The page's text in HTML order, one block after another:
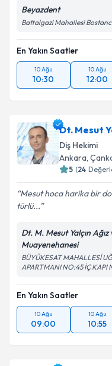
Beyazdent
Battalgazi Mahallesi
En Yakın Saatler
10 Ağu
10:30
10 Ağu
12:00
Dt. Mesut
Diş Hekimi
Ankara,
5 (24
Mesut hoca harika bir
türlü...
Dt. M. Mesut Yalçın Ağız
Muayenehanesi
BÜYÜKESAT MAHALLESİ
APARTMANI NO:45 İÇ KAPI
En Yakın Saatler
10 Ağu
09:00
10 Ağu
10:55